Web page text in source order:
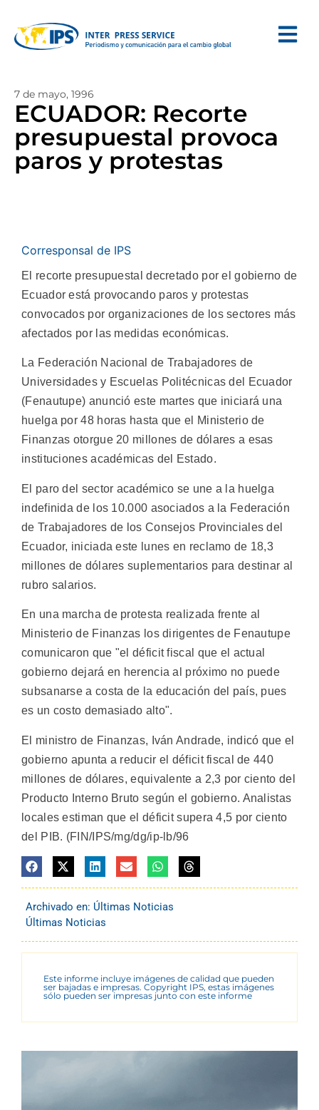
7 de mayo, 1996
ECUADOR: Recorte
presupuestal provoca
paros y protestas
Corresponsal de IPS
El recorte presupuestal decretado por el gobierno de
Ecuador está provocando paros y protestas
convocados por organizaciones de los sectores más
afectados por las medidas económicas.
La Federación Nacional de Trabajadores de
Universidades y Escuelas Politécnicas del Ecuador
(Fenautupe) anunció este martes que iniciará una
huelga por 48 horas hasta que el Ministerio de
Finanzas otorgue 20 millones de dólares a esas
instituciones académicas del Estado.
El paro del sector académico se une a la huelga
indefinida de los 10.000 asociados a la Federación
de Trabajadores de los Consejos Provinciales del
Ecuador, iniciada este lunes en reclamo de 18,3
millones de dólares suplementarios para destinar al
rubro salarios.
En una marcha de protesta realizada frente al
Ministerio de Finanzas los dirigentes de Fenautupe
comunicaron que "el déficit fiscal que el actual
gobierno dejará en herencia al próximo no puede
subsanarse a costa de la educación del país, pues
es un costo demasiado alto".
El ministro de Finanzas, Iván Andrade, indicó que el
gobierno apunta a reducir el déficit fiscal de 440
millones de dólares, equivalente a 2,3 por ciento del
Producto Interno Bruto según el gobierno. Analistas
locales estiman que el déficit supera 4,5 por ciento
del PIB. (FIN/IPS/mg/dg/ip-lb/96
Archivado en: Últimas Noticias
Últimas Noticias
Este informe incluye imágenes de calidad que pueden
ser bajadas e impresas. Copyright IPS, estas imágenes
sólo pueden ser impresas junto con este informe